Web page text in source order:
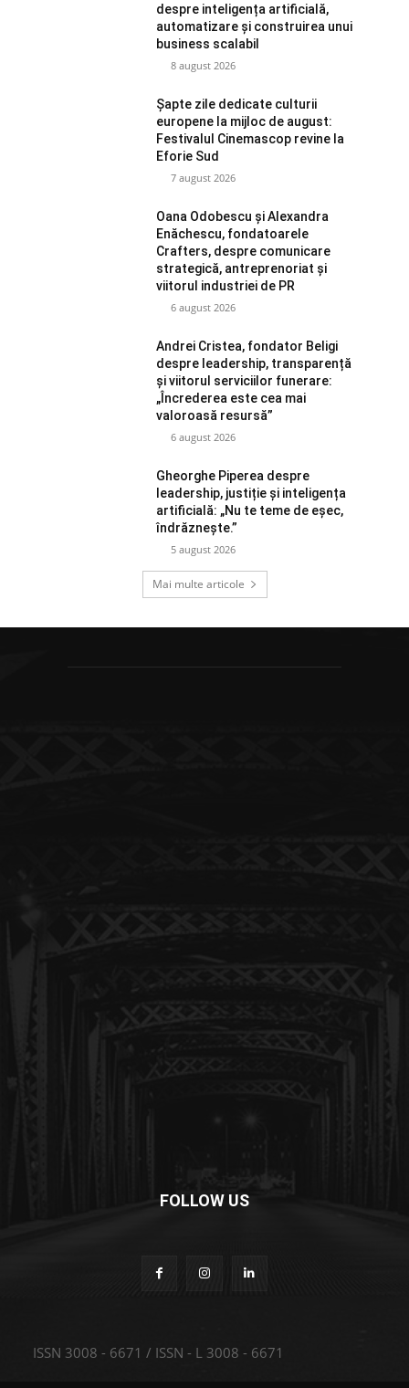
despre inteligența artificială,
automatizare și construirea unui
business scalabil
8 august 2026
Șapte zile dedicate culturii
europene la mijloc de august:
Festivalul Cinemascop revine la
Eforie Sud
7 august 2026
Oana Odobescu și Alexandra
Enăchescu, fondatoarele
Crafters, despre comunicare
strategică, antreprenoriat și
viitorul industriei de PR
6 august 2026
Andrei Cristea, fondator Beligi
despre leadership, transparență
și viitorul serviciilor funerare:
„Încrederea este cea mai
valoroasă resursă”
6 august 2026
Gheorghe Piperea despre
leadership, justiție și inteligența
artificială: „Nu te teme de eșec,
îndrăznește.”
5 august 2026
Mai multe articole
FOLLOW US
ISSN 3008 - 6671 / ISSN - L 3008 - 6671